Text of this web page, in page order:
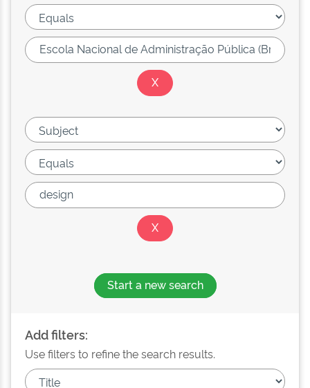
Start a new search
Add filters:
Use filters to refine the search results.